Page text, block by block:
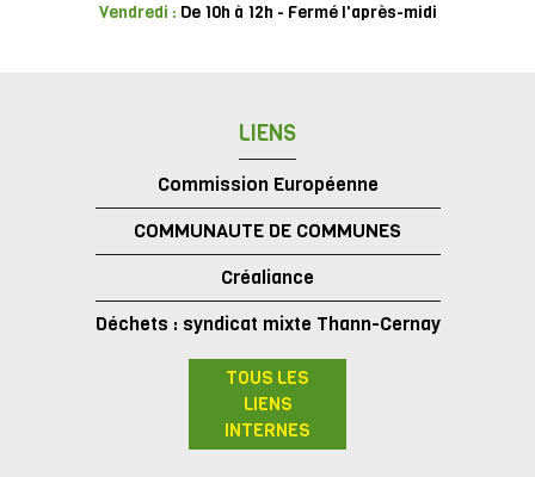
Vendredi : De 10h à 12h - Fermé l'après-midi
LIENS
Commission Européenne
COMMUNAUTE DE COMMUNES
Créaliance
Déchets : syndicat mixte Thann-Cernay
TOUS LES
LIENS
INTERNES